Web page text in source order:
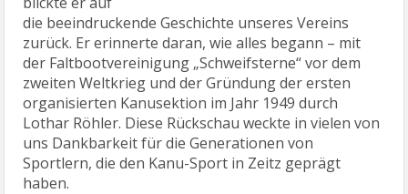
die beeindruckende Geschichte unseres Vereins
zurück. Er erinnerte daran, wie alles begann – mit
der Faltbootvereinigung „Schweifsterne“ vor dem
zweiten Weltkrieg und der Gründung der ersten
organisierten Kanusektion im Jahr 1949 durch
Lothar Röhler. Diese Rückschau weckte in vielen von
uns Dankbarkeit für die Generationen von
Sportlern, die den Kanu-Sport in Zeitz geprägt
haben.